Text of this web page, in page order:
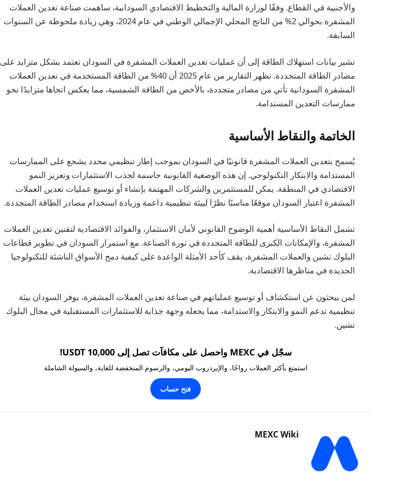
والأجنبية في القطاع. وفقًا لوزارة المالية والتخطيط الاقتصادي السودانية، ساهمت صناعة تعدين العملات
المشفرة بحوالي 2% من الناتج المحلي الإجمالي الوطني في عام 2024، وهي زيادة ملحوظة عن السنوات
السابقة.
تشير بيانات استهلاك الطاقة إلى أن عمليات تعدين العملات المشفرة في السودان تعتمد بشكل متزايد على
مصادر الطاقة المتجددة. تظهر التقارير من عام 2025 أن 40% من الطاقة المستخدمة في تعدين العملات
المشفرة السودانية تأتي من مصادر متجددة، بالأخص من الطاقة الشمسية، مما يعكس اتجاها متزايدًا نحو
ممارسات التعدين المستدامة.
الخاتمة والنقاط الأساسية
يُسمح بتعدين العملات المشفرة قانونيًا في السودان بموجب إطار تنظيمي محدد يشجع على الممارسات
المستدامة والابتكار التكنولوجي. إن هذه الوضعية القانونية حاسمة لجذب الاستثمارات وتعزيز النمو
الاقتصادي في المنطقة. يمكن للمستثمرين والشركات المهتمة بإنشاء أو توسيع عمليات تعدين العملات
المشفرة اعتبار السودان موقعًا مناسبًا نظرًا لبيئة تنظيمية داعمة وزيادة استخدام مصادر الطاقة المتجددة.
تشمل النقاط الأساسية أهمية الوضوح القانوني لأمان الاستثمار، والفوائد الاقتصادية لتقنين تعدين العملات
المشفرة، والإمكانات الكبرى للطاقة المتجددة في ثورة الصناعة. مع استمرار السودان في تطوير قطاعات
البلوك تشين والعملات المشفرة، يقف كأحد الأمثلة الواعدة على كيفية دمج الأسواق الناشئة للتكنولوجيا
الجديدة في مناظرها الاقتصادية.
لمن يبحثون عن استكشاف أو توسيع عملياتهم في صناعة تعدين العملات المشفرة، يوفر السودان بيئة
تنظيمية تدعم النمو والابتكار والاستدامة، مما يجعله وجهة جذابة للاستثمارات المستقبلية في مجال البلوك
تشين.
سجّل في MEXC واحصل على مكافآت تصل إلى 10,000 USDT!
استمتع بأكثر العملات رواجًا، والإيردروب اليومي، والرسوم المنخفضة للغاية، والسيولة الشاملة
فتح حساب
MEXC Wiki